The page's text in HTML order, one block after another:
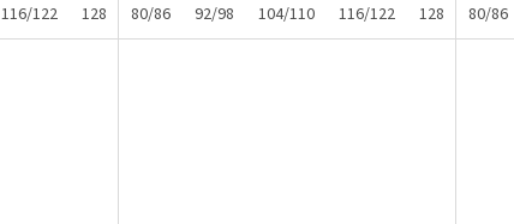
116/122 128/13480/86 92/98 104/110 116/122 128/13480/86